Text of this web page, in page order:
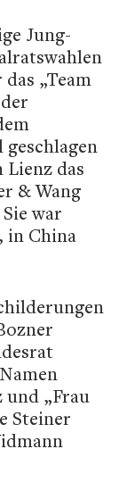
Jung-
„Team
Lienz das
& Wang
war
in China
und „Frau
Steiner